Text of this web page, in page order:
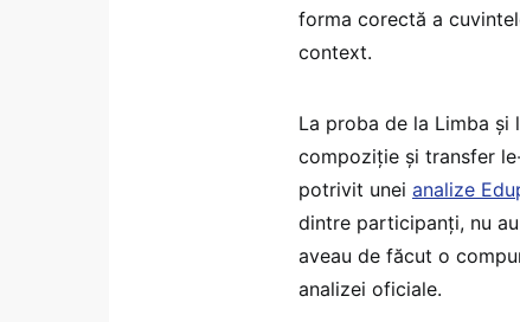
forma corectă a
context.
La proba de la Limba
compoziție și transfer
potrivit unei analize
dintre participanți, nu
aveau de făcut o
analizei oficiale.